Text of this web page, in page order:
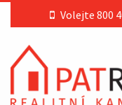
Volejte 800